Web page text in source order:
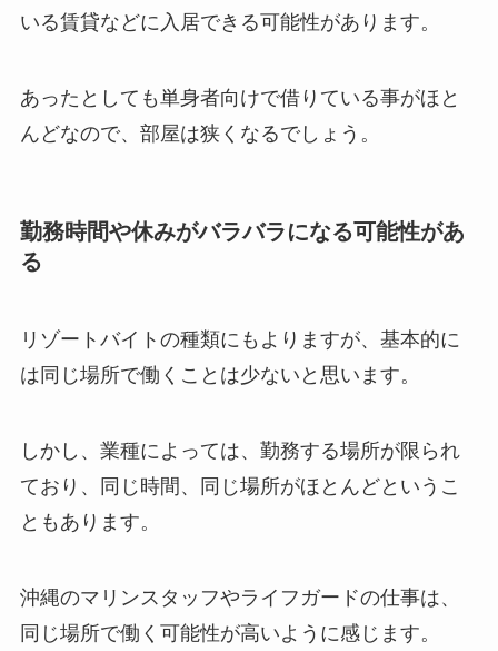
いる賃貸などに入居できる可能性があります。
あったとしても単身者向けで借りている事がほと
んどなので、部屋は狭くなるでしょう。
勤務時間や休みがバラバラになる可能性があ
る
リゾートバイトの種類にもよりますが、基本的に
は同じ場所で働くことは少ないと思います。
しかし、業種によっては、勤務する場所が限られ
ており、同じ時間、同じ場所がほとんどというこ
ともあります。
沖縄のマリンスタッフやライフガードの仕事は、
同じ場所で働く可能性が高いように感じます。